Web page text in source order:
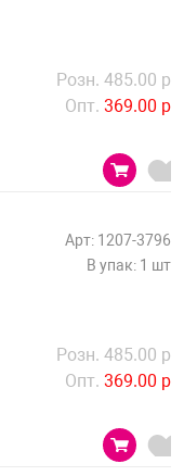
Розн. 485.00 р
Опт. 369.00 р
Арт: 1207-3796
В упак: 1 шт
Розн. 485.00 р
Опт. 369.00 р